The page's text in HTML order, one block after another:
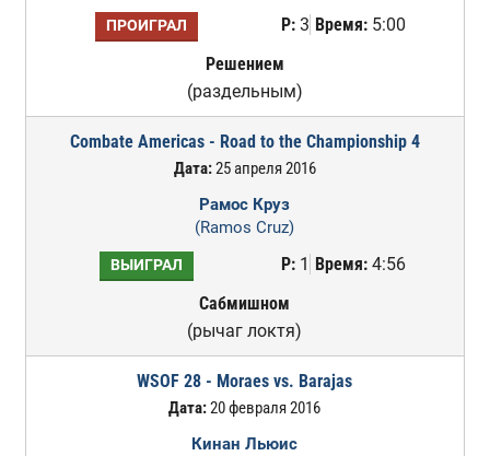
ПРОИГРАЛ Р:3 Время:5:00
Решением
(раздельным)
Combate Americas - Road to the Championship 4
Дата:25 апреля 2016
Рамос Круз
(Ramos Cruz)
ВЫИГРАЛ Р:1 Время:4:56
Сабмишном
(рычаг локтя)
WSOF 28 - Moraes vs. Barajas
Дата:20 февраля 2016
Кинан Льюис